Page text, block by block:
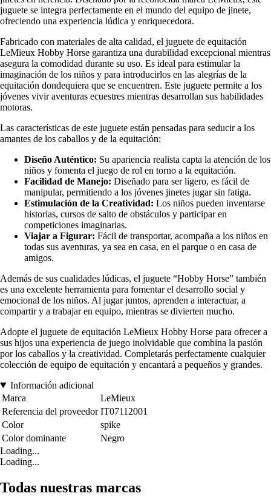
juguete se integra perfectamente en el mundo del equipo de jinete,
ofreciendo una experiencia lúdica y enriquecedora.
Fabricado con materiales de alta calidad, el juguete de equitación
LeMieux Hobby Horse garantiza una durabilidad excepcional mientras
asegura la comodidad durante su uso. Es ideal para estimular la
imaginación de los niños y para introducirlos en las alegrías de la
equitación dondequiera que se encuentren. Este juguete permite a los
jóvenes vivir aventuras ecuestres mientras desarrollan sus habilidades
motoras.
Las características de este juguete están pensadas para seducir a los
amantes de los caballos y de la equitación:
Diseño Auténtico: Su apariencia realista capta la atención de los
niños y fomenta el juego de rol en torno a la equitación.
Facilidad de Manejo: Diseñado para ser ligero, es fácil de
manipular, permitiendo a los jóvenes jinetes jugar sin fatiga.
Estimulación de la Creatividad: Los niños pueden inventarse
historias, cursos de salto de obstáculos y participar en
competiciones imaginarias.
Viajar a Figurar: Fácil de transportar, acompaña a los niños en
todas sus aventuras, ya sea en casa, en el parque o en casa de
amigos.
Además de sus cualidades lúdicas, el juguete “Hobby Horse” también
es una excelente herramienta para fomentar el desarrollo social y
emocional de los niños. Al jugar juntos, aprenden a interactuar, a
compartir y a trabajar en equipo, mientras se divierten mucho.
Adopte el juguete de equitación LeMieux Hobby Horse para ofrecer a
sus hijos una experiencia de juego inolvidable que combina la pasión
por los caballos y la creatividad. Completarás perfectamente cualquier
colección de equipo de equitación y encantará a pequeños y grandes.
Información adicional
Marca
LeMieux
Referencia del proveedor IT07112001
Color
spike
Color dominante
Negro
Loading...
Loading...
Todas nuestras marcas